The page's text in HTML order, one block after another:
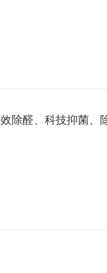
除醛、科技抑菌、